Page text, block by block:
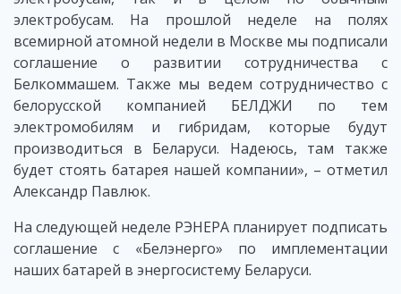
электробусам. На прошлой неделе на полях
всемирной атомной недели в Москве мы подписали
соглашение о развитии сотрудничества с
Белкоммашем. Также мы ведем сотрудничество с
белорусской компанией БЕЛДЖИ по тем
электромобилям и гибридам, которые будут
производиться в Беларуси. Надеюсь, там также
будет стоять батарея нашей компании», – отметил
Александр Павлюк.
На следующей неделе РЭНЕРА планирует подписать
соглашение с «Белэнерго» по имплементации
наших батарей в энергосистему Беларуси.